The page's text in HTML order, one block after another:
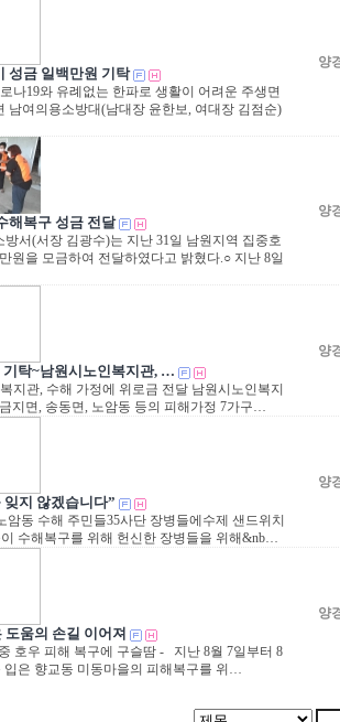
성금 일백만원 기탁
나19와 유례없는 한파로 생활이 어려운 주생면
남여의용소방대(남대장 윤한보, 여대장 김점순)
양
해복구 성금 전달
서(서장 김광수)는 지난 31일 남원지역 집중호
원을 모금하여 전달하였다고 밝혔다.○ 지난 8일
양
기탁~남원시노인복지관, …
지관, 수해 가정에 위로금 전달 남원시노인복지
지면, 송동면, 노암동 등의 피해가정 7가구…
양
지 않겠습니다”
동 수해 주민들35사단 장병들에수제 샌드위치
수해복구를 위해 헌신한 장병들을 위해&nb…
양
움의 손길 이어져
호우 피해 복구에 구슬땀 - 지난 8월 7일부터 8
입은 향교동 미동마을의 피해복구를 위…
양